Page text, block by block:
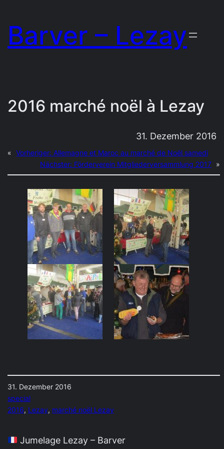
Inhalt
springen
Barver – Lezay
2016 marché noël à Lezay
31. Dezember 2016
« Vorheriger: Allemagne et Maroc au marché de Noël samedi
Nächster: Förderverein Mitgliederversammlung 2017 »
31. Dezember 2016
special
2016, Lezay, marché noël Lezay
Jumelage Lezay – Barver